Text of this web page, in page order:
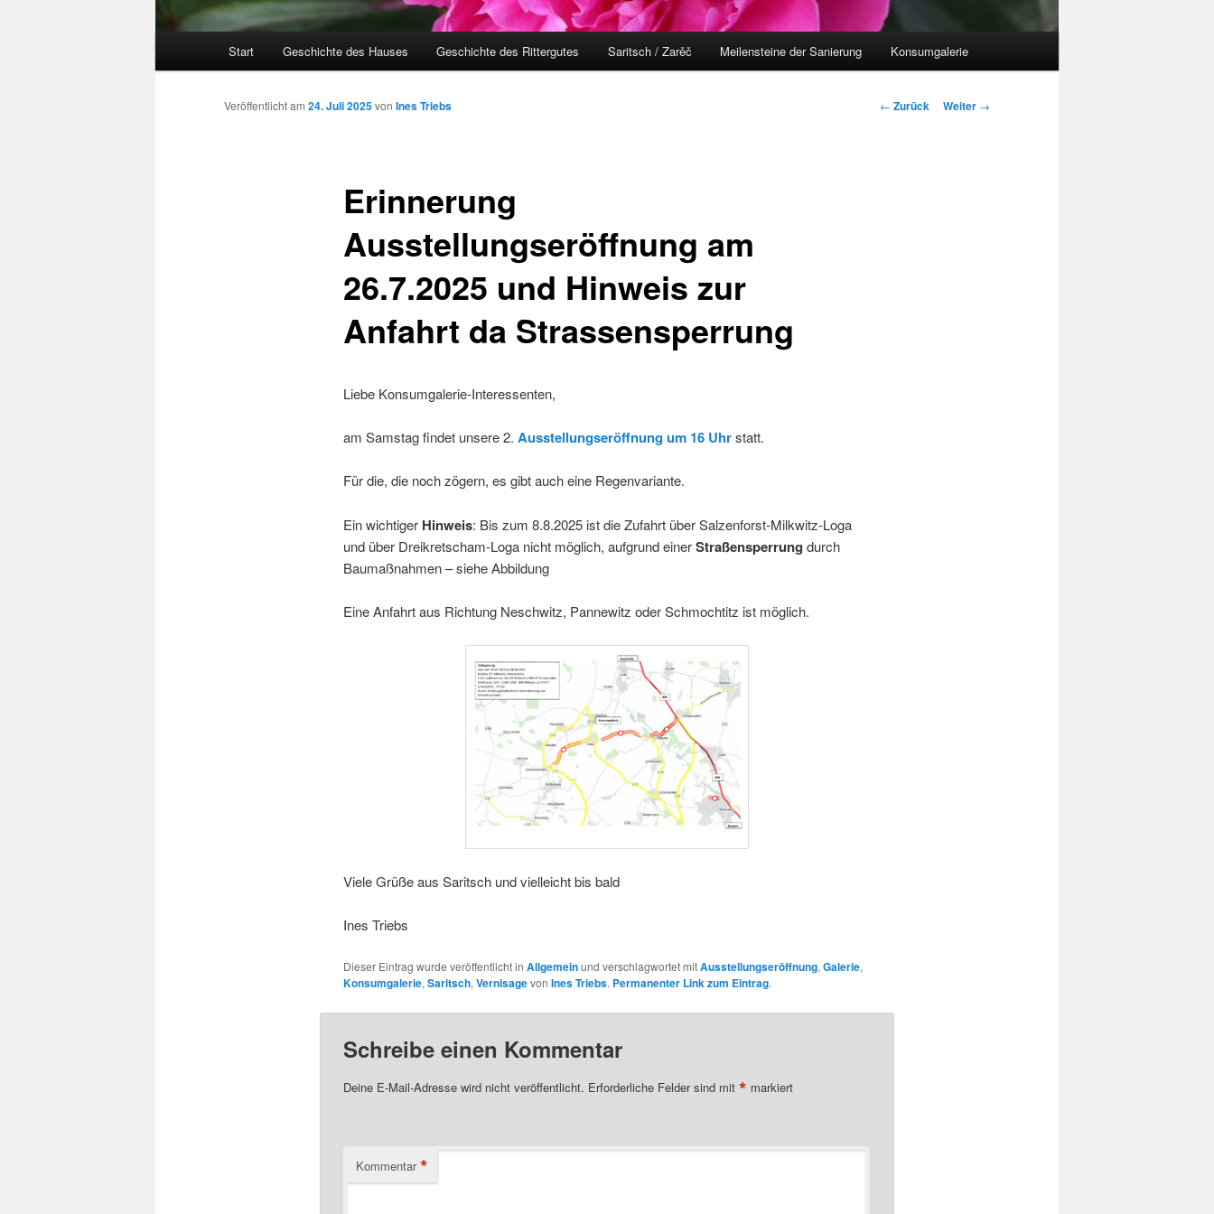
Start Geschichte des Hauses Geschichte des Rittergutes Saritsch / Zarěč Meilensteine der Sanierung Konsumgalerie
Beitragsnavigation
← Zurück Weiter →
Erinnerung
Ausstellungseröffnung am
26.7.2025 und Hinweis zur
Anfahrt da Strassensperrung
Veröffentlicht am 24. Juli 2025von Ines Triebs
Liebe Konsumgalerie-Interessenten,
am Samstag findet unsere 2. Ausstellungseröffnung um 16 Uhrstatt.
Für die, die noch zögern, es gibt auch eine Regenvariante.
Ein wichtiger Hinweis: Bis zum 8.8.2025 ist die Zufahrt über Salzenforst-Milkwitz-Loga
und über Dreikretscham-Loga nicht möglich, aufgrund einerStraßensperrung durch
Baumaßnahmen – siehe Abbildung
Eine Anfahrt aus Richtung Neschwitz, Pannewitz oder Schmochtitz ist möglich.
Viele Grüße aus Saritsch und vielleicht bis bald
Ines Triebs
Dieser Eintrag wurde veröffentlicht in Allgemeinund verschlagwortet mitAusstellungseröffnung, Galerie,
Konsumgalerie, Saritsch, Vernisagevon Ines Triebs. Permanenter Link zum Eintrag.
Schreibe einen Kommentar
Deine E-Mail-Adresse wird nicht veröffentlicht. Erforderliche Felder sind mit * markiert
Kommentar *